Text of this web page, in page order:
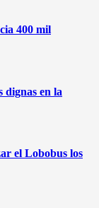
400 mil
dignas en la
el Lobobus los